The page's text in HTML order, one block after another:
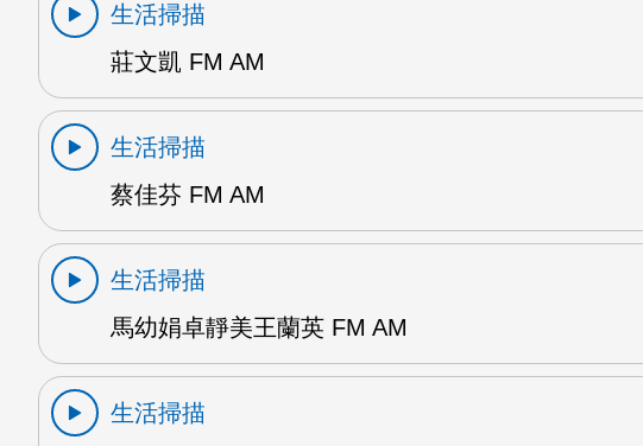
生活掃描
莊文凱 FM AM
生活掃描
蔡佳芬 FM AM
生活掃描
馬幼娟卓靜美王蘭英 FM AM
生活掃描